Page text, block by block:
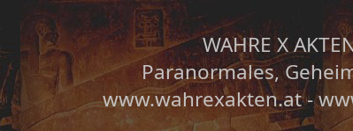
WAHRE X
Paranormales,
www.wahrexakten.at-